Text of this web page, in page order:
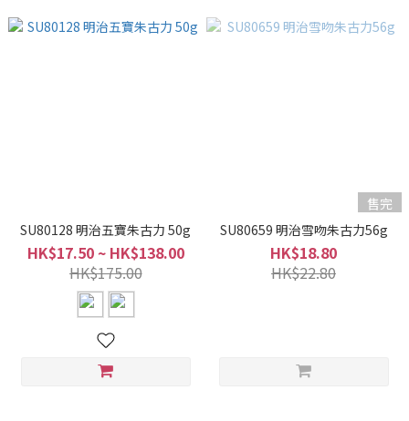
SU80128 明治五寶朱古力 50g
HK$17.50 ~ HK$138.00
HK$175.00
售完
SU80659 明治雪吻朱古力56g
HK$18.80
HK$22.80